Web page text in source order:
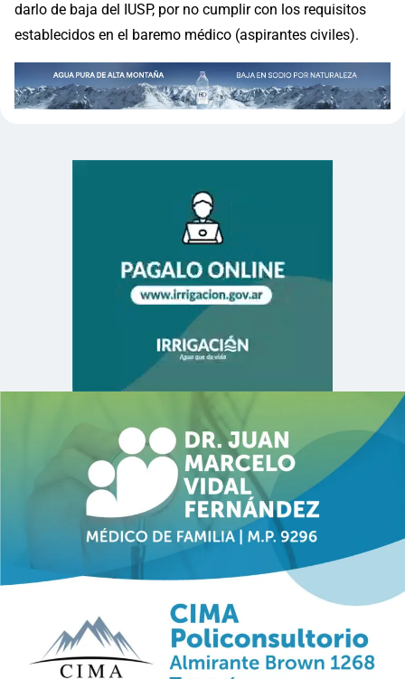
darlo de baja del IUSP, por no cumplir con los requisitos
establecidos en el baremo médico (aspirantes civiles).